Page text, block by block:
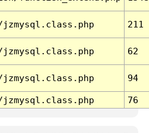
211
62
94
76